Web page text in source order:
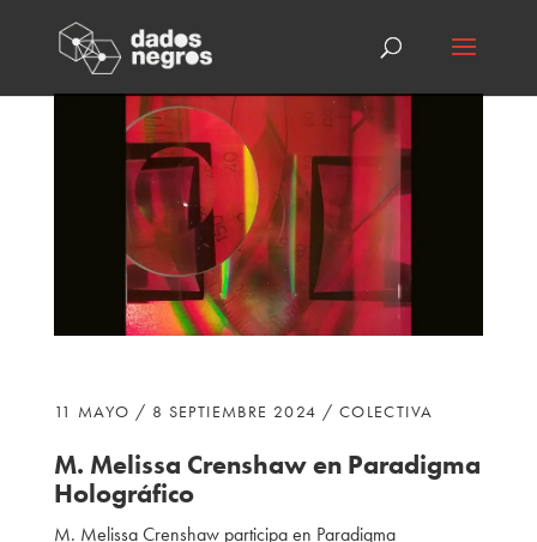
11 MAYO / 8 SEPTIEMBRE 2024 / COLECTIVA
M. Melissa Crenshawen Paradigma
Holográfico
M. Melissa Crenshaw participa en Paradigma